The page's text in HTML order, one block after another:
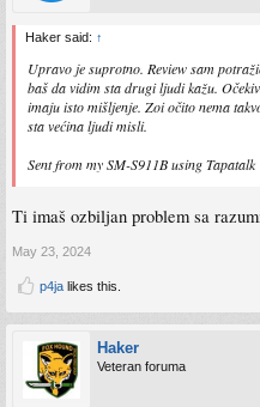
Haker said: ↑
Upravo je suprotno. Review sam
baš da vidim sta drugi ljudi kažu.
imaju isto mišljenje. Zoi očito nema
sta većina ljudi misli.
Sent from my SM-S911B using Tapatalk
Ti imaš ozbiljan problem sa
May 23, 2024
p4ja likes this.
Haker
Veteran foruma